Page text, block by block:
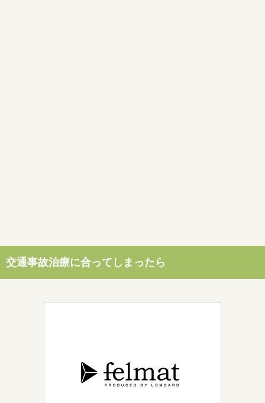
交通事故治療に合ってしまったら